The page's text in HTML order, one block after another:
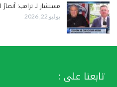
مستشار لـ ترامب:
يوليو 22, 2026
تابعنا على :